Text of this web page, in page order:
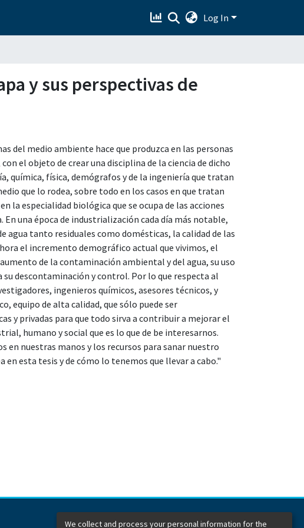
Log In
y sus perspectivas de
del medio ambiente hace que produzca en las personas
el objeto de crear una disciplina de la ciencia de dicho
química, física, demógrafos y de la ingeniería que tratan
que lo rodea, sobre todo en los casos en que tratan
la especialidad biológica que se ocupa de las acciones
una época de industrialización cada día más notable,
tanto residuales como domésticas, la calidad de las
el incremento demográfico actual que vivimos, el
de la contaminación ambiental y del agua, su uso
descontaminación y control. Por lo que respecta al
ingenieros químicos, asesores técnicos, y
equipo de alta calidad, que sólo puede ser
y privadas para que todo sirva a contribuir a mejorar el
humano y social que es lo que de be interesarnos.
en nuestras manos y los recursos para sanar nuestro
esta tesis y de cómo lo tenemos que llevar a cabo."
We collect and process your personal information for the